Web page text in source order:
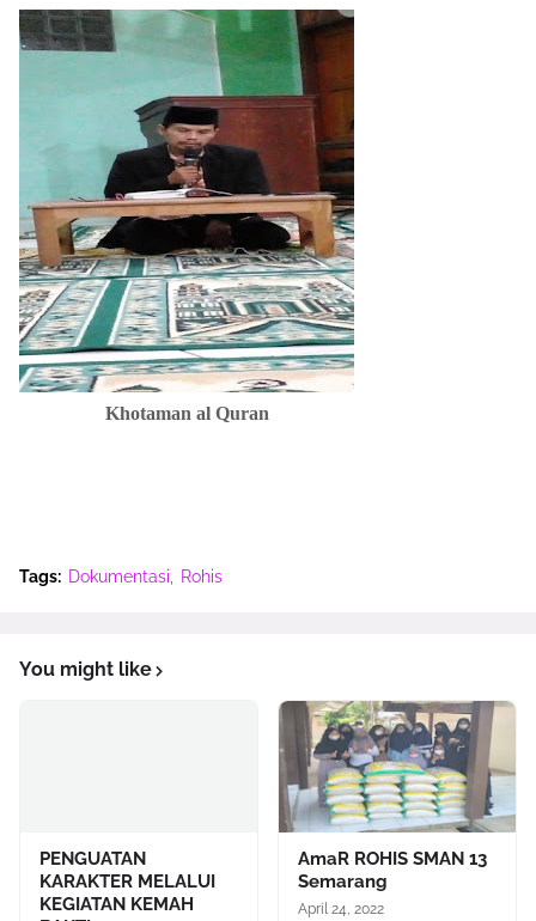
Khotaman al Quran
Tags: Dokumentasi Rohis
You might like
PENGUATAN
KARAKTER MELALUI
KEGIATAN KEMAH
AmaR ROHIS SMAN 13
Semarang
April 24, 2022